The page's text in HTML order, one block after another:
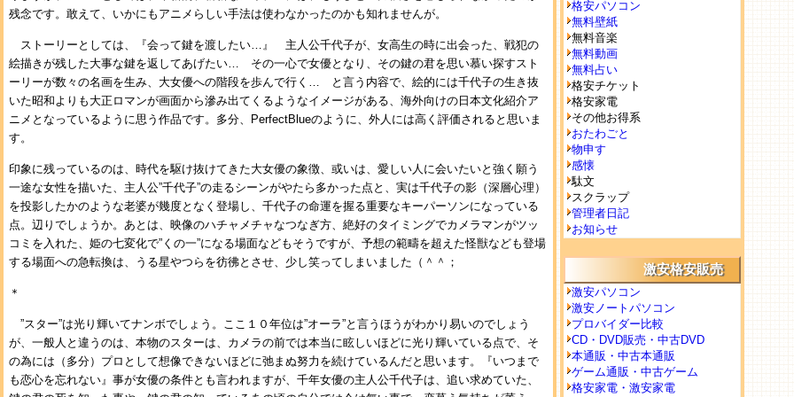
残念です。敢えて、いかにもアニメらしい手法は使わなかったのかも知れませんが。
ストーリーとしては、『会って鍵を渡したい…』 主人公千代子が、女高生の時に出会った、戦犯の
絵描きが残した大事な鍵を返してあげたい… その一心で女優となり、その鍵の君を思い慕い探すスト
ーリーが数々の名画を生み、大女優への階段を歩んで行く… と言う内容で、絵的には千代子の生き抜
いた昭和よりも大正ロマンが画面から滲み出てくるようなイメージがある、海外向けの日本文化紹介ア
ニメとなっているように思う作品です。多分、PerfectBlueのように、外人には高く評価されると思いま
す。
印象に残っているのは、時代を駆け抜けてきた大女優の象徴、或いは、愛しい人に会いたいと強く願う
一途な女性を描いた、主人公”千代子”の走るシーンがやたら多かった点と、実は千代子の影（深層心理）
を投影したかのような老婆が幾度となく登場し、千代子の命運を握る重要なキーパーソンになっている
点。辺りでしょうか。あとは、映像のハチャメチャなつなぎ方、絶好のタイミングでカメラマンがツッ
コミを入れた、姫の七変化で”くの一”になる場面などもそうですが、予想の範疇を超えた怪獣なども登場
する場面への急転換は、うる星やつらを彷彿とさせ、少し笑ってしまいました（＾＾；
＊
”スター”は光り輝いてナンボでしょう。ここ１０年位は”オーラ”と言うほうがわかり易いのでしょう
が、一般人と違うのは、本物のスターは、カメラの前では本当に眩しいほどに光り輝いている点で、そ
の為には（多分）プロとして想像できないほどに弛まぬ努力を続けているんだと思います。『いつまで
も恋心を忘れない』事が女優の条件とも言われますが、千年女優の主人公千代子は、追い求めていた、
格安パソコン
無料壁紙
無料音楽
無料動画
無料占い
格安チケット
格安家電
その他お得系
おたわごと
物申す
感懐
駄文
スクラップ
管理者日記
お知らせ
激安格安販売
激安パソコン
激安ノートパソコン
プロバイダー比較
CD・DVD販売・中古DVD
本通販・中古本通販
ゲーム通販・中古ゲーム
格安家電・激安家電